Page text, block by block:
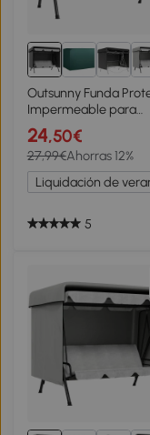
Outsunny Funda
Impermeable para
Balancín de Jardín 3
con Cremallera
Antiviento
24,50€
27,99€Ahorras 12%
Liquidación de
5